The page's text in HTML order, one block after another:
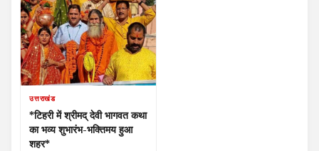
उत्तराखंड
*टिहरी में श्रीमद् देवी भागवत कथा
का भव्य शुभारंभ-भक्तिमय हुआ
शहर*